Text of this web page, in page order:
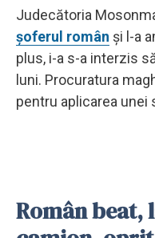
Judecătoria
șoferul român și l-a
plus, i-a s-a interzis
luni. Procuratura
pentru aplicarea unei
Român beat,